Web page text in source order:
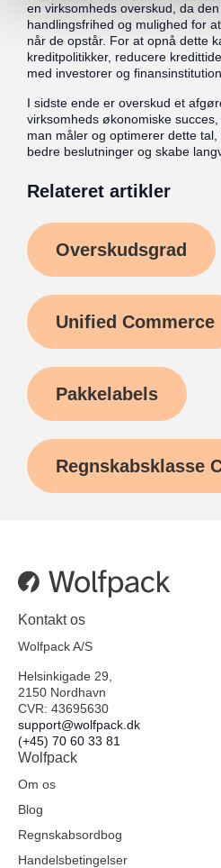
en virksomheds overskud, da
handlingsfrihed og mulighed for
når de opstår. For at opnå dette
kreditpolitikker, reducere
med investorer og
I sidste ende er overskud et
virksomheds økonomiske
man måler og optimerer dette
bedre beslutninger og skabe
Relateret artikler
Overskudsgrad
Unified Commerce
Pakkelabels
Regnskabsklasse
Kontakt os
Wolfpack A/S
Helsinkigade 29,
2150 Nordhavn
CVR: 43695630
support@wolfpack.dk
(+45) 70 60 33 81
Wolfpack
Om os
Blog
Regnskabsordbog
Handelsbetingelser